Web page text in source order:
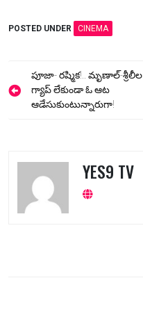
POSTED UNDER CINEMA
Post
navigation
పూజా- రష్మిక!.. మృణాల్-శ్రీలీల
గ్యాప్ లేకుండా ఓ ఆట
ఆడేసుకుంటున్నారుగా!
YES9 TV